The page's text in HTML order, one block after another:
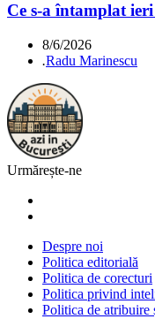
Ce s-a întamplat
8/6/2026
.Radu Marinescu
Urmărește-ne
Despre noi
Politica editorială
Politica de corecturi
Politica privind
Politica de atribuire